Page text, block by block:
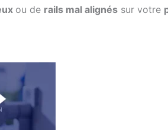
ou de rails mal alignés sur votre